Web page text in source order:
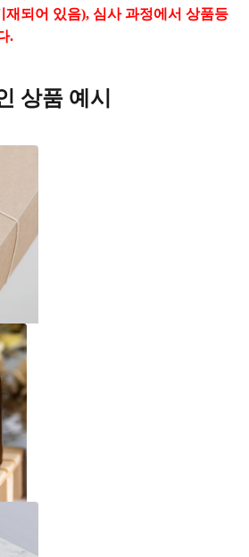
재되어 있음), 심사 과정에서 상품등
.
상품 예시